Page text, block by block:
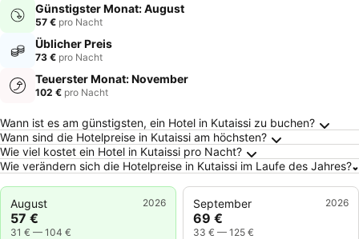
Günstigster Monat: August
57 € pro Nacht
Üblicher Preis
73 € pro Nacht
Teuerster Monat: November
102 € pro Nacht
Häufig gestellte Fragen zu Kutaissi
Wann ist es am günstigsten, ein Hotel in Kutaissi zu buchen?
Wann sind die Hotelpreise in Kutaissi am höchsten?
Wie viel kostet ein Hotel in Kutaissi pro Nacht?
Wie verändern sich die Hotelpreise in Kutaissi im Laufe des Jahres?
August 2026
57 €
31 € — 104 €
September 2026
69 €
33 € — 125 €